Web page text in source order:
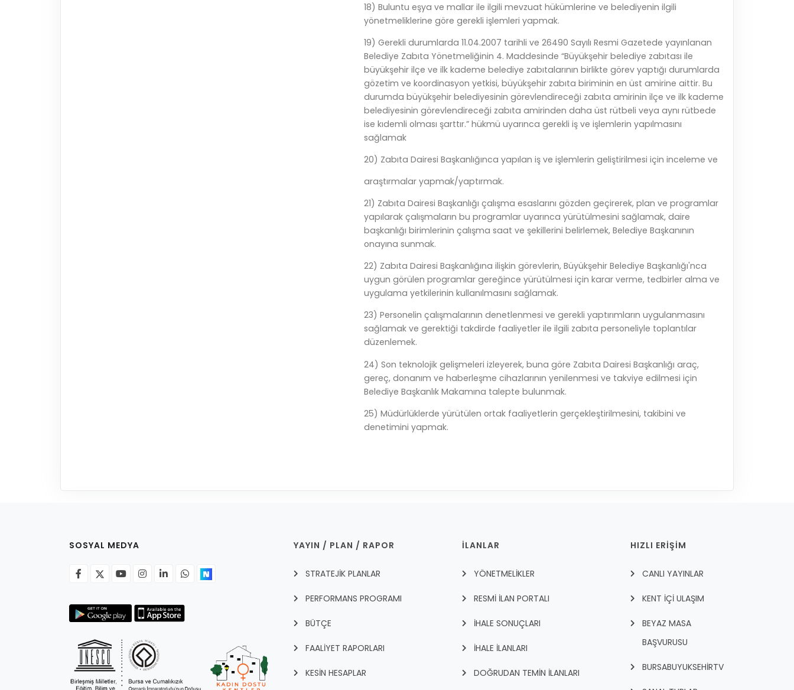
18) Buluntu eşya ve mallar ile ilgili mevzuat hükümlerine ve belediyenin ilgili
yönetmeliklerine göre gerekli işlemleri yapmak.
19) Gerekli durumlarda 11.04.2007 tarihli ve 26490 Sayılı Resmi Gazetede yayınlanan
Belediye Zabıta Yönetmeliğinin 4. Maddesinde “Büyükşehir belediye zabıtası ile
büyükşehir ilçe ve ilk kademe belediye zabıtalarının birlikte görev yaptığı durumlarda
gözetim ve koordinasyon yetkisi, büyükşehir zabıta biriminin en üst amirine aittir. Bu
durumda büyükşehir belediyesinin görevlendireceği zabıta amirinin ilçe ve ilk kademe
belediyesinin görevlendireceği zabıta amirinden daha üst rütbeli veya aynı rütbede
ise kıdemli olması şarttır.” hükmü uyarınca gerekli iş ve işlemlerin yapılmasını
sağlamak
20) Zabıta Dairesi Başkanlığınca yapılan iş ve işlemlerin geliştirilmesi için inceleme ve
araştırmalar yapmak/yaptırmak.
21) Zabıta Dairesi Başkanlığı çalışma esaslarını gözden geçirerek, plan ve programlar
yapılarak çalışmaların bu programlar uyarınca yürütülmesini sağlamak, daire
başkanlığı birimlerinin çalışma saat ve şekillerini belirlemek, Belediye Başkanının
onayına sunmak.
22) Zabıta Dairesi Başkanlığına ilişkin görevlerin, Büyükşehir Belediye Başkanlığı'nca
uygun görülen programlar gereğince yürütülmesi için karar verme, tedbirler alma ve
uygulama yetkilerinin kullanılmasını sağlamak.
23) Personelin çalışmalarının denetlenmesi ve gerekli yaptırımların uygulanmasını
sağlamak ve gerektiği takdirde faaliyetler ile ilgili zabıta personeliyle toplantılar
düzenlemek.
24) Son teknolojik gelişmeleri izleyerek, buna göre Zabıta Dairesi Başkanlığı araç,
gereç, donanım ve haberleşme cihazlarının yenilenmesi ve takviye edilmesi için
Belediye Başkanlık Makamına talepte bulunmak.
25) Müdürlüklerde yürütülen ortak faaliyetlerin gerçekleştirilmesini, takibini ve
denetimini yapmak.
SOSYAL MEDYA YAYIN / PLAN / RAPOR
STRATEJİK PLANLAR
PERFORMANS PROGRAMI
BÜTÇE
FAALİYET RAPORLARI
KESİN HESAPLAR
İLANLAR
YÖNETMELİKLER
RESMİ İLAN PORTALI
İHALE SONUÇLARI
İHALE İLANLARI
DOĞRUDAN TEMİN İLANLARI
HIZLI ERİŞİM
CANLI YAYINLAR
KENT İÇI ULAŞIM
BEYAZ MASA
BAŞVURUSU
BURSABUYUKSEHIRTV